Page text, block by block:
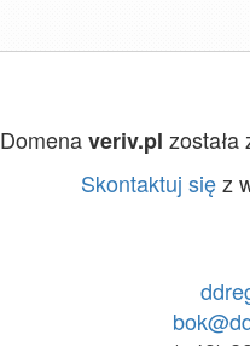
Domenaveriv.pl
Skontaktuj sięz